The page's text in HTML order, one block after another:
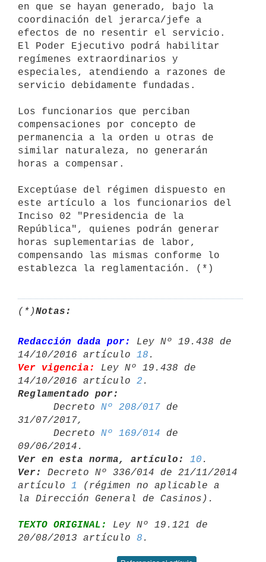
en que se hayan generado, bajo la
coordinación del jerarca/jefe a
efectos de no resentir el servicio.
El Poder Ejecutivo podrá habilitar
regímenes extraordinarios y
especiales, atendiendo a razones de
servicio debidamente fundadas.
Los funcionarios que perciban
compensaciones por concepto de
permanencia a la orden u otras de
similar naturaleza, no generarán
horas a compensar.
Exceptúase del régimen dispuesto en
este artículo a los funcionarios del
Inciso 02 "Presidencia de la
República", quienes podrán generar
horas suplementarias de labor,
compensando las mismas conforme lo
establezca la reglamentación. (*)
(*)Notas:
Redacción dada por:
Ley Nº 19.438 de
14/10/2016 artículo 18
Ver vigencia:
Ley Nº 19.438 de
14/10/2016 artículo 2
Reglamentado por:
Decreto Nº 208/017 de
31/07/2017,
      Decreto
Nº 169/014 de
Ver en esta norma, artículo:
10
Ver:
Decreto Nº 336/014 de 21/11/2014
artículo 1
(régimen no aplicable a
TEXTO ORIGINAL:
Ley Nº 19.121 de
20/08/2013 artículo 8